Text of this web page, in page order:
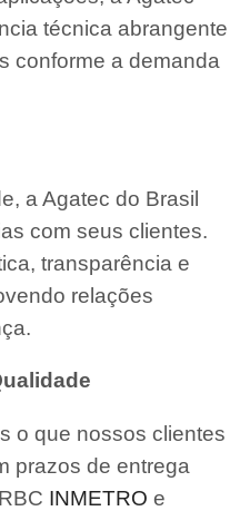
técnica abrangente
conforme a demanda
a Agatec do Brasil
com seus clientes.
transparência e
relações
o que nossos clientes
prazos de entrega
INMETRO e